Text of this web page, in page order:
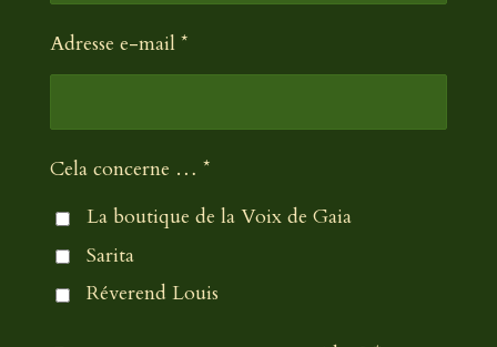
Adresse e-mail *
Cela concerne … *
La boutique de la Voix de Gaia
Sarita
Réverend Louis